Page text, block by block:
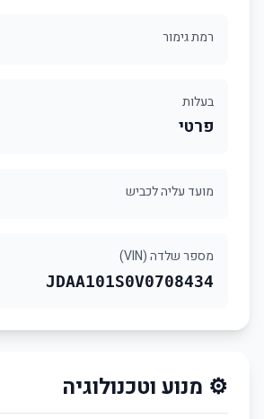
רמת גימור
בעלות
פרטי
מועד עליה לכביש
מספר שלדה (VIN)
JDAA101S0V0708434
⚙️ מנוע וטכנולוגיה